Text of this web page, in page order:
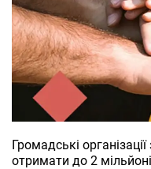
Громадські
отримати до 2